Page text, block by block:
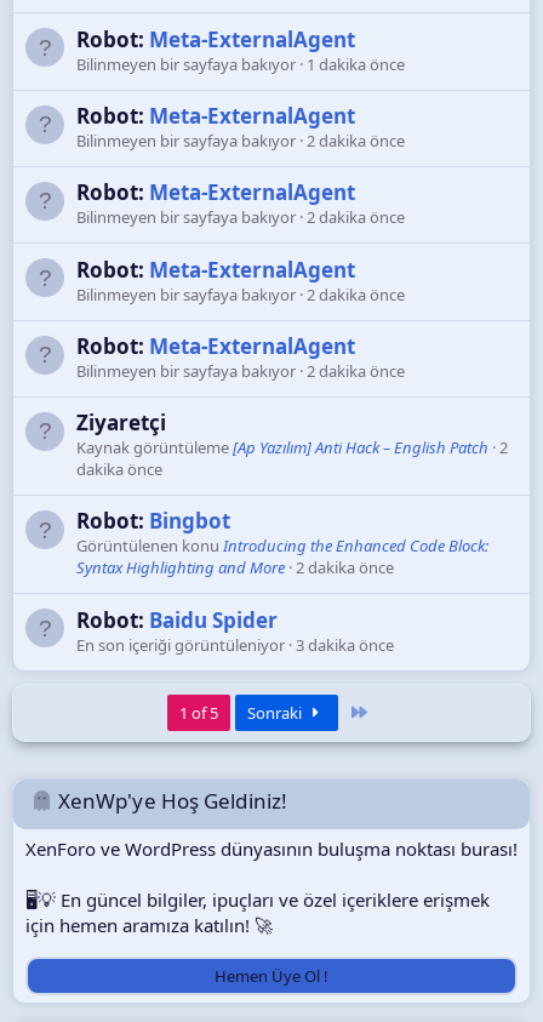
Robot: Meta-ExternalAgent
Bilinmeyen bir sayfaya bakıyor 1 dakika önce
Robot: Meta-ExternalAgent
Bilinmeyen bir sayfaya bakıyor 2 dakika önce
Robot: Meta-ExternalAgent
Bilinmeyen bir sayfaya bakıyor 2 dakika önce
Robot: Meta-ExternalAgent
Bilinmeyen bir sayfaya bakıyor 2 dakika önce
Robot: Meta-ExternalAgent
Bilinmeyen bir sayfaya bakıyor 2 dakika önce
Ziyaretçi
Kaynak görüntüleme[Ap Yazılım] Anti Hack – English Patch 2
dakika önce
Robot: Bingbot
Görüntülenen konu Introducing the Enhanced Code Block:
Syntax Highlighting and More 2 dakika önce
Robot: Baidu Spider
En son içeriği görüntüleniyor 3 dakika önce
1 of 5 Sonraki
XenWp'ye Hoş Geldiniz!
XenForo ve WordPress dünyasının buluşma noktası burası!
🖥️💡 En güncel bilgiler, ipuçları ve özel içeriklere erişmek
için hemen aramıza katılın! 🚀
Hemen Üye Ol !